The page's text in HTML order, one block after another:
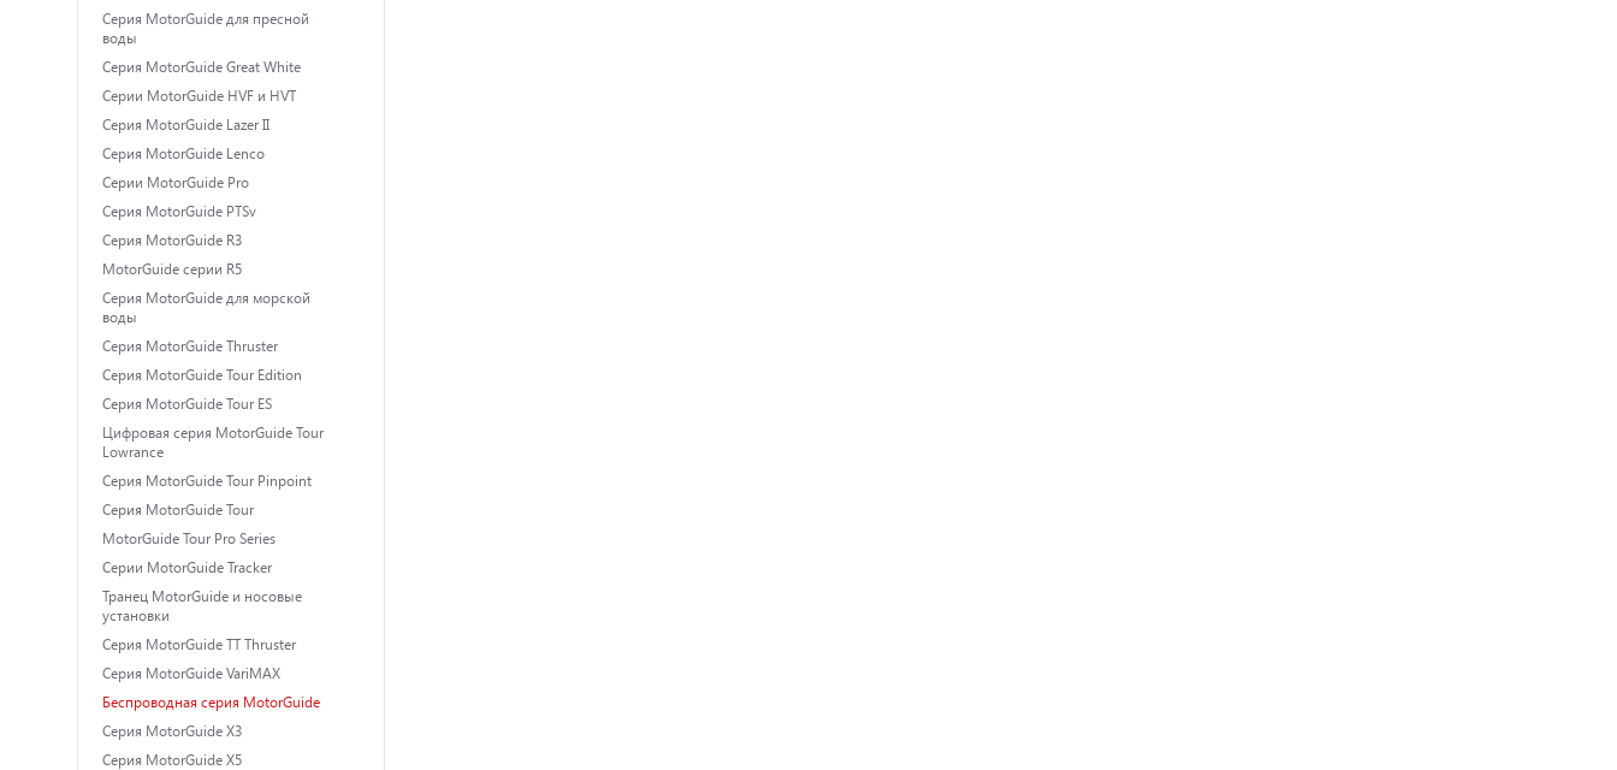
Серия MotorGuide для пресной
воды
Серия MotorGuide Great White
Серии MotorGuide HVF и HVT
Серия MotorGuide Lazer II
Серия MotorGuide Lenco
Серии MotorGuide Pro
Серия MotorGuide PTSv
Серия MotorGuide R3
MotorGuide серии R5
Серия MotorGuide для морской
воды
Серия MotorGuide Thruster
Серия MotorGuide Tour Edition
Серия MotorGuide Tour ES
Цифровая серия MotorGuide Tour
Lowrance
Серия MotorGuide Tour Pinpoint
Серия MotorGuide Tour
MotorGuide Tour Pro Series
Серии MotorGuide Tracker
Транец MotorGuide и носовые
установки
Серия MotorGuide TT Thruster
Серия MotorGuide VariMAX
Беспроводная серия MotorGuide
Серия MotorGuide X3
Серия MotorGuide X5